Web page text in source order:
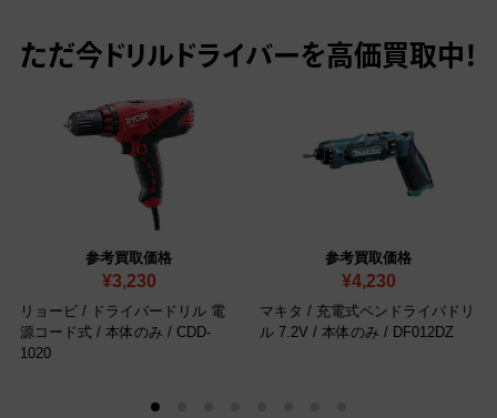
ただ今 ドリルドライバーを高価買取中！
参考買取価格
¥3,230
リョービ / ドライバードリル 電
源コード式 / 本体のみ / CDD-
1020
参考買取価格
¥4,230
マキタ / 充電式ペンドライバドリ
ル 7.2V / 本体のみ / DF012DZ